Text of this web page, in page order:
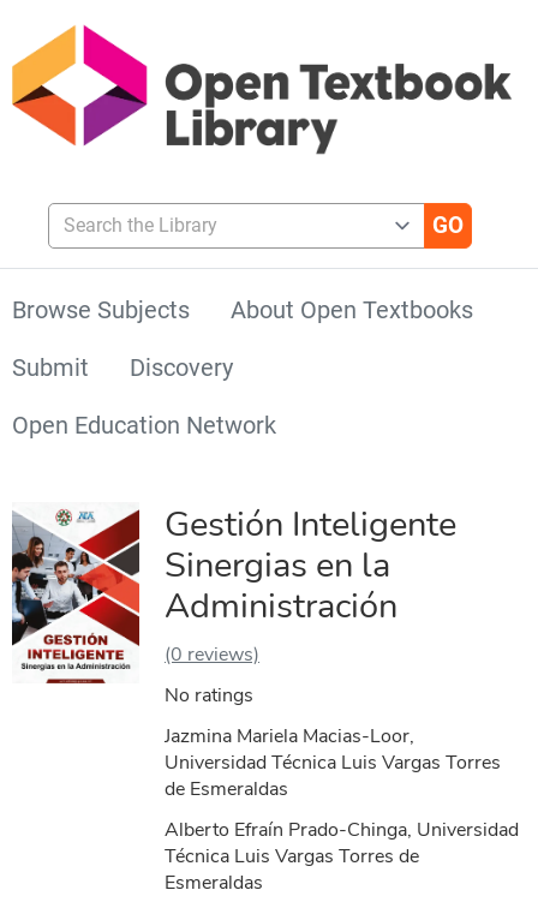
Search the Library
Browse Subjects
About Open Textbooks
Submit
Discovery
Open Education Network
Gestión Inteligente
Sinergias en la
Administración
(0 reviews)
No ratings
Jazmina Mariela Macias-Loor,
Universidad Técnica Luis Vargas Torres
de Esmeraldas
Alberto Efraín Prado-Chinga, Universidad
Técnica Luis Vargas Torres de
Esmeraldas